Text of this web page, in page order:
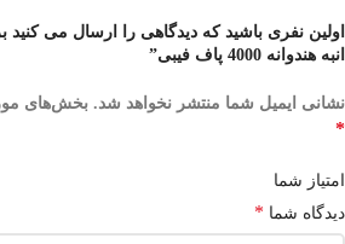
اولین نفری باشید که دیدگاهی را ارسال می کنید
انبه هندوانه 4000 پاف فیبی”
نشانی ایمیل شما منتشر نخواهد شد. بخش‌های
*
امتیاز شما
دیدگاه شما *